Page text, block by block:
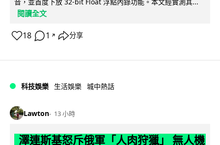
閱讀全文
18 1 ↗ 分享
科技娛樂 生活娛樂 城中熱話
Lawton 13 小時
澤連斯基怒斥俄軍「人肉狩獵」 無人機